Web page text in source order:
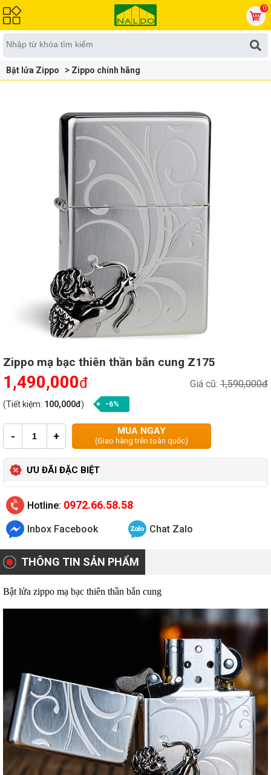
0
Bật lửa Zippo Zippo chính hãng
Zippo mạ bạc thiên thần bắn cung Z175
Giá cũ: 1,590,000đ
1,490,000đ
(Tiết kiệm: 100,000đ) -6%
- + MUA NGAY
(Giao hàng trên toàn quốc)
ƯU ĐÃI ĐẶC BIỆT
Hotline: 0972.66.58.58
Inbox Facebook Chat Zalo
THÔNG TIN SẢN PHẨM
Bật lửa zippo mạ bạc thiên thần bắn cung